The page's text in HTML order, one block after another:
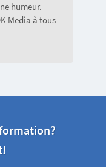
humeur.
Media à tous